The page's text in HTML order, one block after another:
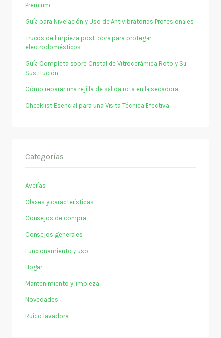
Premium
Guía para Nivelación y Uso de Antivibratorios Profesionales
Trucos de limpieza post-obra para proteger
electrodomésticos
Guía Completa sobre Cristal de Vitrocerámica Roto y Su
Sustitución
Cómo reparar una rejilla de salida rota en la secadora
Checklist Esencial para una Visita Técnica Efectiva
Categorías
Averías
Clases y características
Consejos de compra
Consejos generales
Funcionamiento y uso
Hogar
Mantenimiento y limpieza
Novedades
Ruido lavadora